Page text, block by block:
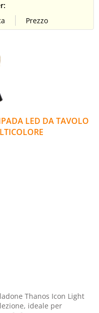
LED DA TAVOLO
Thanos Icon Light
ideale per